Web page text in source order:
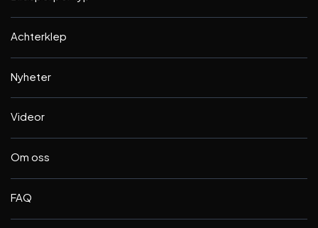
Achterklep
Nyheter
Videor
Om oss
FAQ